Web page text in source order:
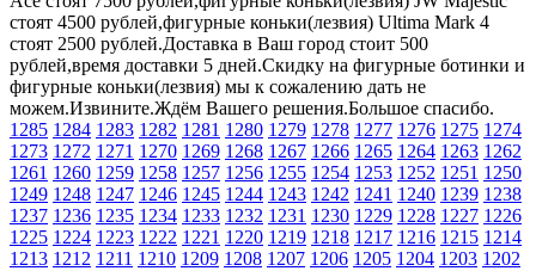
стоят 4500 рублей,фигурные коньки(лезвия) Ultima Mark 4
стоят 2500 рублей.Доставка в Ваш город стоит 500
рублей,время доставки 5 дней.Скидку на фигурные ботинки и
фигурные коньки(лезвия) мы к сожалению дать не
можем.Извините.Ждём Вашего решения.Большое спасибо.
1285 1284 1283 1282 1281 1280 1279 1278 1277 1276 1275 1274
1273 1272 1271 1270 1269 1268 1267 1266 1265 1264 1263 1262
1261 1260 1259 1258 1257 1256 1255 1254 1253 1252 1251 1250
1249 1248 1247 1246 1245 1244 1243 1242 1241 1240 1239 1238
1237 1236 1235 1234 1233 1232 1231 1230 1229 1228 1227 1226
1225 1224 1223 1222 1221 1220 1219 1218 1217 1216 1215 1214
1213 1212 1211 1210 1209 1208 1207 1206 1205 1204 1203 1202